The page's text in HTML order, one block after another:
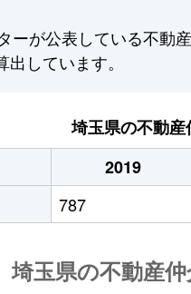
ーが公表している不動
しています。
埼玉県の不動産
2019
787